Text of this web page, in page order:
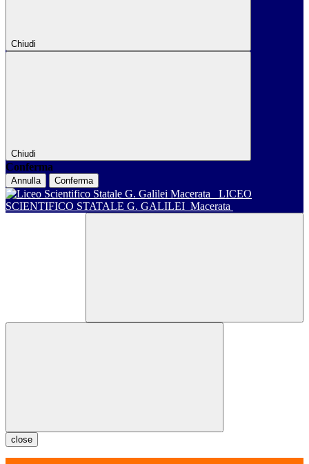
Chiudi
Chiudi
Conferma
Annulla Conferma
LICEO
SCIENTIFICO STATALE G. GALILEI Macerata
close